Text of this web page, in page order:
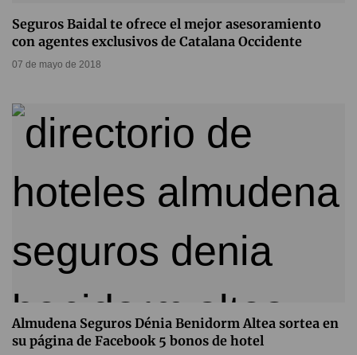
Seguros Baidal te ofrece el mejor asesoramiento
con agentes exclusivos de Catalana Occidente
07 de mayo de 2018
Almudena Seguros Dénia Benidorm Altea sortea en
su página de Facebook 5 bonos de hotel